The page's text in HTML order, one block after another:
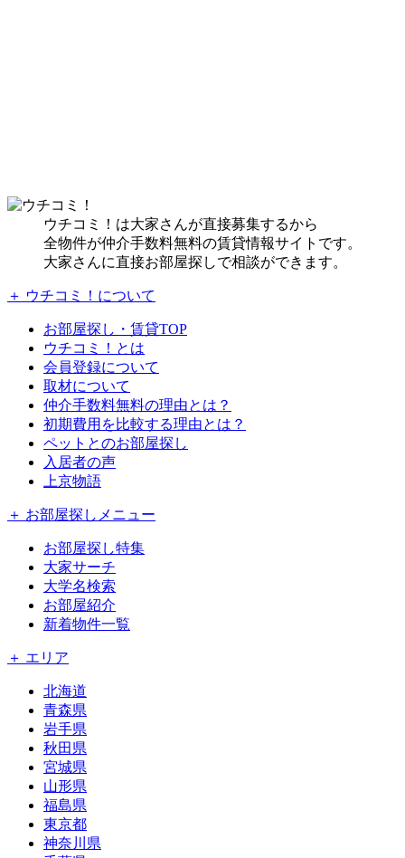
ウチコミ！は大家さんが直接募集するから
全物件が仲介手数料無料の賃貸情報サイトです。
大家さんに直接お部屋探しで相談ができます。
＋ ウチコミ！について
お部屋探し・賃貸TOP
ウチコミ！とは
会員登録について
取材について
仲介手数料無料の理由とは？
初期費用を比較する理由とは？
ペットとのお部屋探し
入居者の声
上京物語
＋ お部屋探しメニュー
お部屋探し特集
大家サーチ
大学名検索
お部屋紹介
新着物件一覧
＋ エリア
北海道
青森県
岩手県
秋田県
宮城県
山形県
福島県
東京都
神奈川県